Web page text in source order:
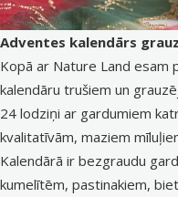
Adventes kalendārs
Kopā ar Nature Land esam
kalendāru trušiem un
24 lodziņi ar gardumiem
kvalitatīvām, maziem
Kalendārā ir bezgraudu
kumelītēm, pastinakiem,